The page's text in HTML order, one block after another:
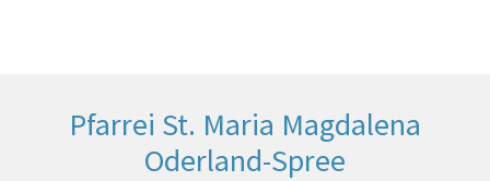
Pfarrei St. Maria Magdalena
Oderland-Spree